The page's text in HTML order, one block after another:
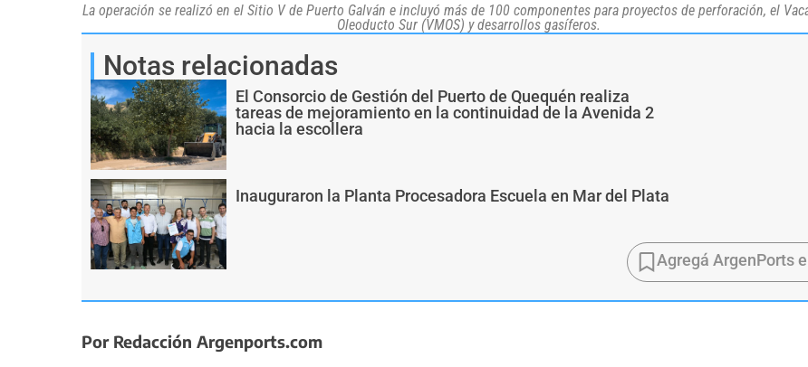
La operación se realizó en el Sitio V de Puerto Galván e incluyó más de 100 componentes para proyectos de perforación, el
Oleoducto Sur (VMOS) y desarrollos gasíferos.
Notas relacionadas
El Consorcio de Gestión del Puerto de Quequén realiza
tareas de mejoramiento en la continuidad de la Avenida 2
hacia la escollera
Inauguraron la Planta Procesadora Escuela en Mar del Plata
Agregá ArgenPorts
Por Redacción Argenports.com